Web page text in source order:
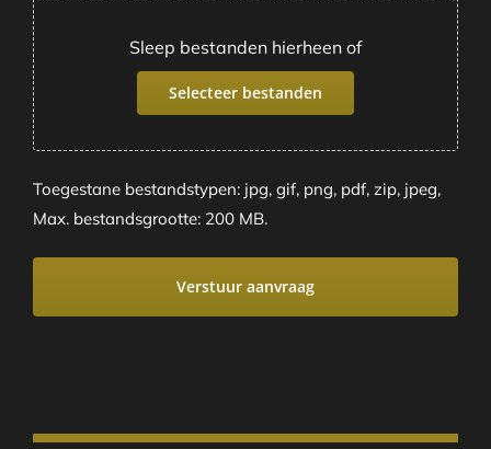
Sleep bestanden hierheen of
Selecteer bestanden
Toegestane bestandstypen: jpg, gif, png, pdf, zip, jpeg,
Max. bestandsgrootte: 200 MB.